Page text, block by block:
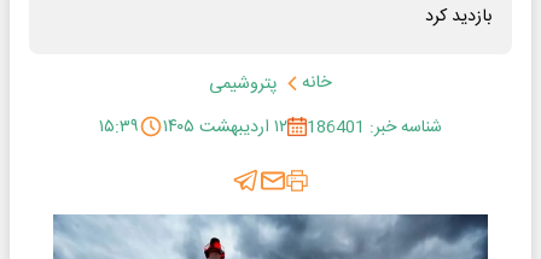
بازدید کرد
خانه
پتروشیمی
شناسه خبر: 186401
۱۲ اردیبهشت ۱۴۰۵ ۱۵:۳۹